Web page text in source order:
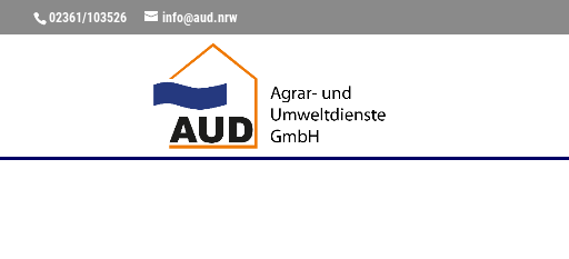
02361/103526 info@aud.nrw